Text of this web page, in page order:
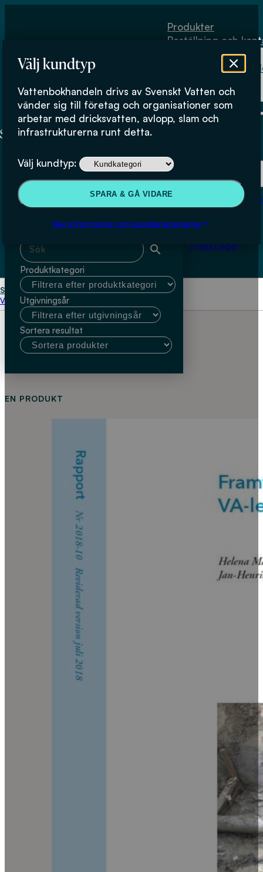
Välj kundtyp
Vattenbokhandeln drivs av Svenskt Vatten och
vänder sig till företag och organisationer som
arbetar med dricksvatten, avlopp, slam och
infrastrukturerna runt detta.
Välj kundtyp:
SPARA & GÅ VIDARE
Mer information om kundkategorierna
Produkter
Beställning och
Fysiskt lager
Beställning och kontakt
Om
Köpvillkor
Fysiskt lager
Start Bror Sederholm Swerea Kimab
Välj kundtyp
Bror Sederholm Swerea Kimab
Sök & filtrera
Sök med fritext
Produktkategori
Utgivningsår
Sortera resultat
EN PRODUKT